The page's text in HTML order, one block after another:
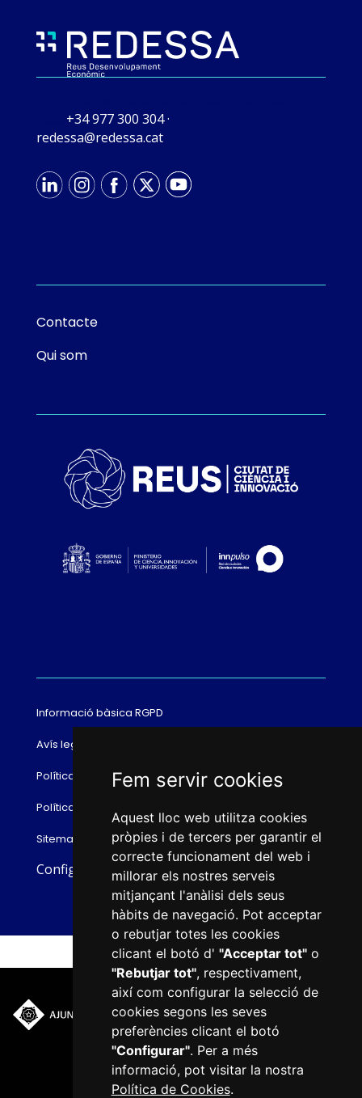
Fem servir cookies
Aquest lloc web utilitza cookies
pròpies i de tercers per garantir el
correcte funcionament del web i
millorar els nostres serveis
mitjançant l'anàlisi dels seus
hàbits de navegació. Pot acceptar
o rebutjar totes les cookies
clicant el botó d' "Acceptar tot"o
"Rebutjar tot", respectivament,
així com configurar la selecció de
cookies segons les seves
preferències clicant el botó
"Configurar". Per a més
informació, pot visitar la nostra
Política de Cookies.
+34 977 300 304·
tac.asseder@asseder
Contacte
Qui som
Informació bàsica RGPD
Avís legal
Política de cookies
Política de privacitat
Sitemap
Configurar cookies
Plaça del Mercadal · 43201
977 010 010
ajuntament@reus.cat